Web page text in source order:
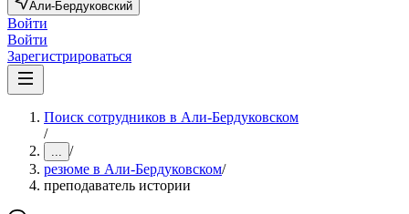
Али-Бердуковский
Войти
Войти
Зарегистрироваться
Поиск сотрудников в Али-Бердуковском
/
... /
резюме в Али-Бердуковском/
преподаватель истории